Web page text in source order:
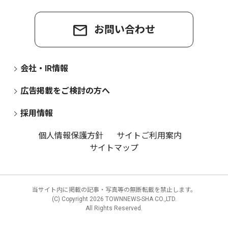
お問い合わせ
会社・IR情報
広告掲載をご検討の方へ
採用情報
個人情報保護方針
サイトご利用案内
サイトマップ
当サイト内に掲載の記事・写真等の無断転載を禁止します。
(C) Copyright 2026 TOWNNEWS-SHA CO.,LTD.
All Rights Reserved.